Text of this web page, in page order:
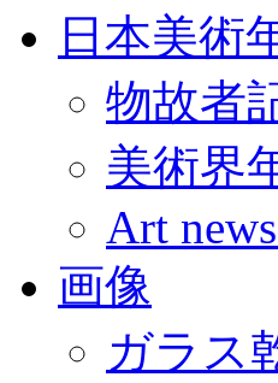
日本美術
物故者
美術界
Art
画像
ガラス